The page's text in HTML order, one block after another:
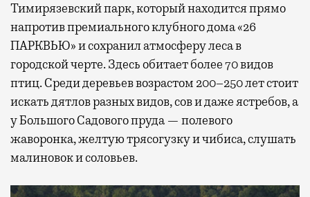
Тимирязевский парк, который находится прямо
напротив премиального клубного дома «26
ПАРКВЬЮ» и сохранил атмосферу леса в
городской черте. Здесь обитает более 70 видов
птиц. Среди деревьев возрастом 200–250 лет стоит
искать дятлов разных видов, сов и даже ястребов, а
у Большого Садового пруда — полевого
жаворонка, желтую трясогузку и чибиса, слушать
малиновок и соловьев.